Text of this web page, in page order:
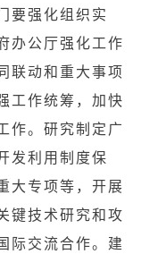
要强化组织实
办公厅强化工作
联动和重大事项
工作统筹，加快
作。研究制定广
发利用制度保
大专项等，开展
键技术研究和攻
际交流合作。建